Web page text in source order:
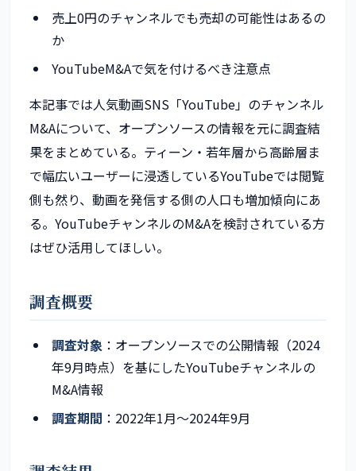
売上0円のチャンネルでも売却の可能性はあるの
か
YouTubeM&Aで気を付けるべき注意点
本記事では人気動画SNS「YouTube」のチャンネル
M&Aについて、オープンソースの情報を元に調査結
果をまとめている。ティーン・若年層から高齢層ま
で幅広いユーザーに浸透しているYouTubeでは閲覧
側も然り、動画を発信する側の人口も増加傾向にあ
る。YouTubeチャンネルのM&Aを検討されている方
はぜひ活用してほしい。
調査概要
調査対象 ：オープンソースでの公開情報（2024
年9月時点）を基にしたYouTubeチャンネルの
M&A情報
調査期間 ：2022年1月〜2024年9月